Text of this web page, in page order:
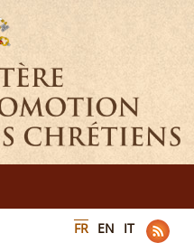
FR EN IT